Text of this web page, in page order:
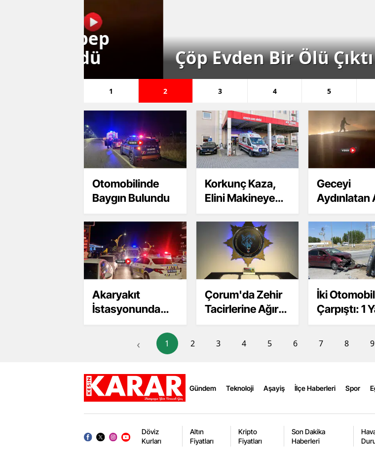
Çöp Evden Bir Ölü Çıktı
1 2 3 4 5
Otomobilinde
Baygın Bulundu
Korkunç Kaza,
Elini Makineye
Geceyi
Aydınlatan
Akaryakıt
İstasyonunda
Çorum'da Zehir
Tacirlerine Ağır
İki Otomobil
Çarpıştı: 1
‹ 1 2 3 4 5 6 7 8 9
Gündem Teknoloji Aşayiş İlçe Haberleri Spor
Döviz
Kurları
Altın
Fiyatları
Kripto
Fiyatları
Son Dakika
Haberleri